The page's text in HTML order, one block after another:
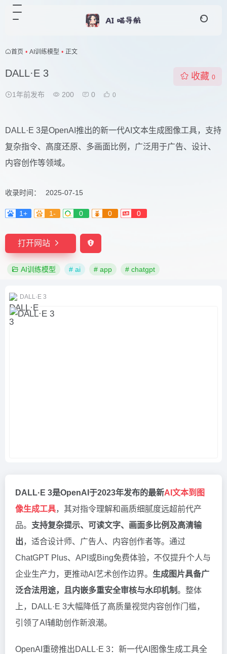
首页 • AI训练模型 • 正文
DALL·E 3
1年前发布 200 0 0
收藏 0
DALL·E 3是OpenAI推出的新一代AI文本生成图像工具，支持
复杂指令、高度还原、多画面比例，广泛用于广告、设计、
内容创作等领域。
收录时间： 2025-07-15
1+ 1- 0 0 0
打开网站
AI训练模型 # ai # app # chatgpt
DALL·E 3
DALL·E 3是OpenAI于2023年发布的最新AI文本到图
像生成工具，其对指令理解和画质细腻度远超前代产
品。 支持复杂提示、可读文字、画面多比例及高清输
出，适合设计师、广告人、内容创作者等。通过
ChatGPT Plus、API或Bing免费体验，不仅提升个人与
企业生产力，更推动AI艺术创作边界。 生成图片具备广
泛合法用途，且内嵌多重安全审核与水印机制。整体
上，DALL·E 3大幅降低了高质量视觉内容创作门槛，
引领了AI辅助创作新浪潮。
OpenAI重磅推出DALL·E 3：新一代AI图像生成工具全